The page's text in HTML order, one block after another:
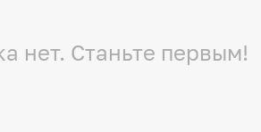
нет. Станьте первым!